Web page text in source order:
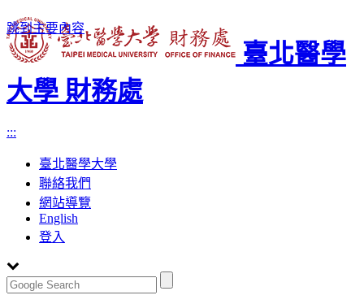
跳到主要內容
臺北醫學
大學 財務處
:::
臺北醫學大學
聯絡我們
網站導覽
English
登入